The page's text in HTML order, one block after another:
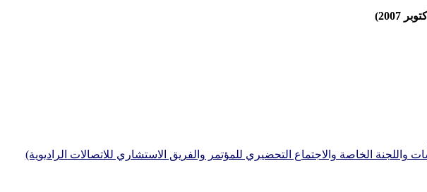
واللجنة الخاصة والاجتماع التحضيري للمؤتمر والفريق الاستشاري للاتصالات الراديوية)